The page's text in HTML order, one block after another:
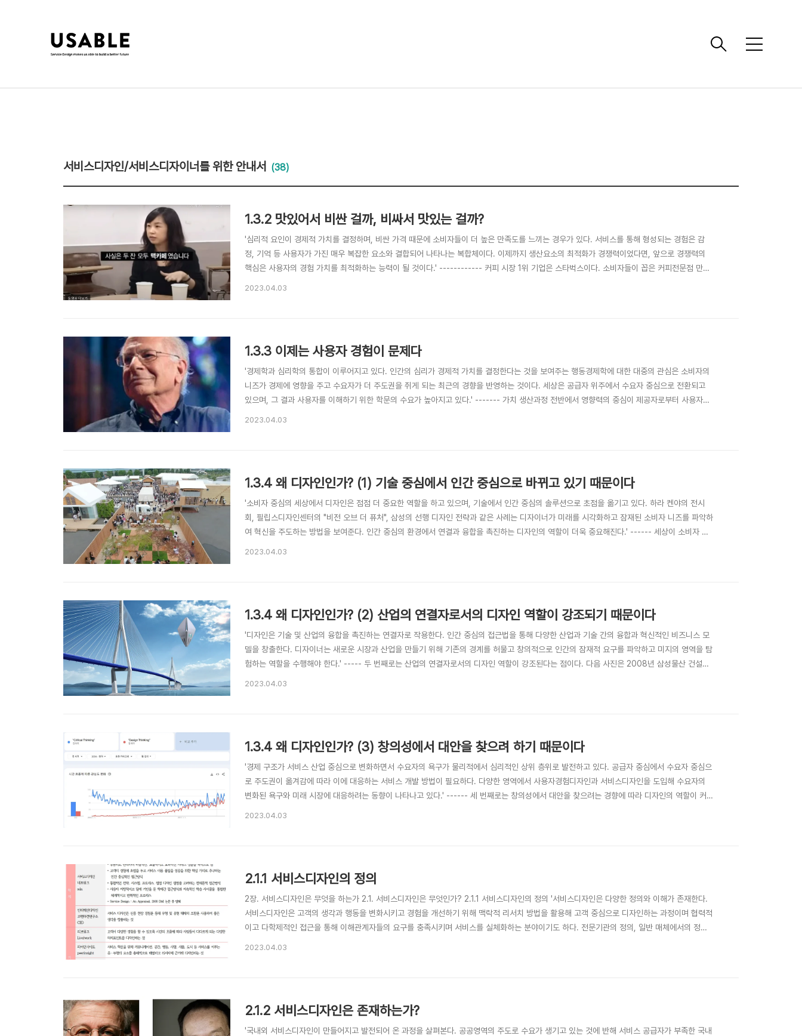
메
서비스디자인/서비스디자이너를 위한 안내서 (38)
1.3.2 맛있어서 비싼 걸까, 비싸서 맛있는 걸까?
'심리적 요인이 경제적 가치를 결정하며, 비싼 가격 때문에 소비자들이 더 높은 만족도를 느끼는 경우가 있다. 서비스를 통해 형성되는 경험은 감
정, 기억 등 사용자가 가진 매우 복잡한 요소와 결합되어 나타나는 복합체이다. 이제까지 생산요소의 최적화가 경쟁력이었다면, 앞으로 경쟁력의
핵심은 사용자의 경험 가치를 최적화하는 능력이 될 것이다.' ------------ 커피 시장 1위 기업은 스타벅스이다. 소비자들이 꼽은 커피전문점 만족
2023.04.03
1.3.3 이제는 사용자 경험이 문제다
'경제학과 심리학의 통합이 이루어지고 있다. 인간의 심리가 경제적 가치를 결정한다는 것을 보여주는 행동경제학에 대한 대중의 관심은 소비자의
니즈가 경제에 영향을 주고 수요자가 더 주도권을 쥐게 되는 최근의 경향을 반영하는 것이다. 세상은 공급자 위주에서 수요자 중심으로 전환되고
있으며, 그 결과 사용자를 이해하기 위한 학문의 수요가 높아지고 있다.' ------- 가치 생산과정 전반에서 영향력의 중심이 제공자로부터 사용자로
2023.04.03
1.3.4 왜 디자인인가? (1) 기술 중심에서 인간 중심으로 바뀌고 있기 때문이다
'소비자 중심의 세상에서 디자인은 점점 더 중요한 역할을 하고 있으며, 기술에서 인간 중심의 솔루션으로 초점을 옮기고 있다. 하라 켄야의 전시
회, 필립스디자인센터의 "비전 오브 더 퓨처", 삼성의 선행 디자인 전략과 같은 사례는 디자이너가 미래를 시각화하고 잠재된 소비자 니즈를 파악하
여 혁신을 주도하는 방법을 보여준다. 인간 중심의 환경에서 연결과 융합을 촉진하는 디자인의 역할이 더욱 중요해진다.' ------ 세상이 소비자 중
2023.04.03
1.3.4 왜 디자인인가? (2) 산업의 연결자로서의 디자인 역할이 강조되기 때문이다
'디자인은 기술 및 산업의 융합을 촉진하는 연결자로 작용한다. 인간 중심의 접근법을 통해 다양한 산업과 기술 간의 융합과 혁신적인 비즈니스 모
델을 창출한다. 디자이너는 새로운 시장과 산업을 만들기 위해 기존의 경계를 허물고 창의적으로 인간의 잠재적 요구를 파악하고 미지의 영역을 탐
험하는 역할을 수행해야 한다.' ----- 두 번째로는 산업의 연결자로서의 디자인 역할이 강조된다는 점이다. 다음 사진은 2008년 삼성물산 건설부
2023.04.03
1.3.4 왜 디자인인가? (3) 창의성에서 대안을 찾으려 하기 때문이다
'경제 구조가 서비스 산업 중심으로 변화하면서 수요자의 욕구가 물리적에서 심리적인 상위 층위로 발전하고 있다. 공급자 중심에서 수요자 중심으
로 주도권이 옮겨감에 따라 이에 대응하는 서비스 개발 방법이 필요하다. 다양한 영역에서 사용자경험디자인과 서비스디자인을 도입해 수요자의
변화된 욕구와 미래 시장에 대응하려는 동향이 나타나고 있다.' ------ 세 번째로는 창의성에서 대안을 찾으려는 경향에 따라 디자인의 역할이 커진
2023.04.03
2.1.1 서비스디자인의 정의
2장. 서비스디자인은 무엇을 하는가 2.1. 서비스디자인은 무엇인가? 2.1.1 서비스디자인의 정의 '서비스디자인은 다양한 정의와 이해가 존재한다.
서비스디자인은 고객의 생각과 행동을 변화시키고 경험을 개선하기 위해 맥락적 리서치 방법을 활용해 고객 중심으로 디자인하는 과정이며 협력적
이고 다학제적인 접근을 통해 이해관계자들의 요구를 충족시키며 서비스를 실체화하는 분야이기도 하다. 전문기관의 정의, 일반 매체에서의 정의
2023.04.03
2.1.2 서비스디자인은 존재하는가?
'국내외 서비스디자인이 만들어지고 발전되어 온 과정을 살펴본다. 공공영역의 주도로 수요가 생기고 있는 것에 반해 서비스 공급자가 부족한 국내